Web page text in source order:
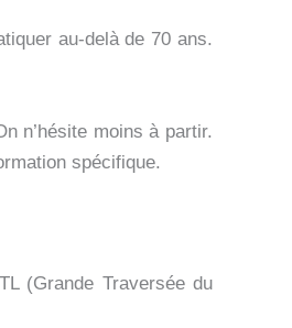
au-delà de 70 ans.
n’hésite moins à partir.
spécifique.
(Grande Traversée du